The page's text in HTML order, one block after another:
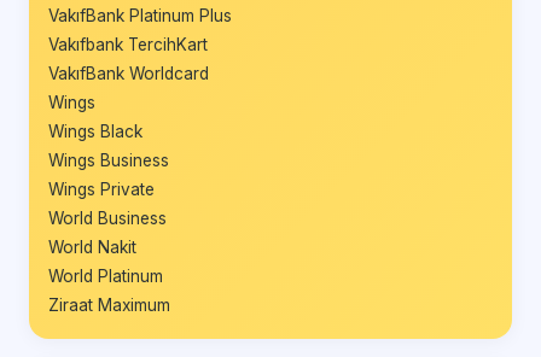
VakıfBank Platinum Plus
Vakıfbank TercihKart
VakıfBank Worldcard
Wings
Wings Black
Wings Business
Wings Private
World Business
World Nakit
World Platinum
Ziraat Maximum